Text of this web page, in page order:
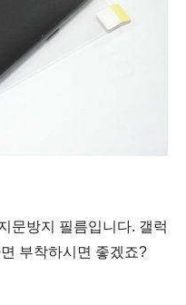
문방지 필름입니다. 갤럭
부착하시면 좋겠죠?